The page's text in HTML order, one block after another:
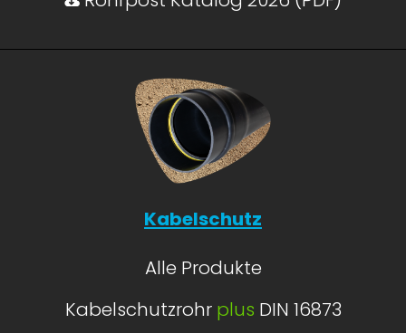
Kabelschutz
Alle Produkte
Kabelschutzrohr plus DIN 16873